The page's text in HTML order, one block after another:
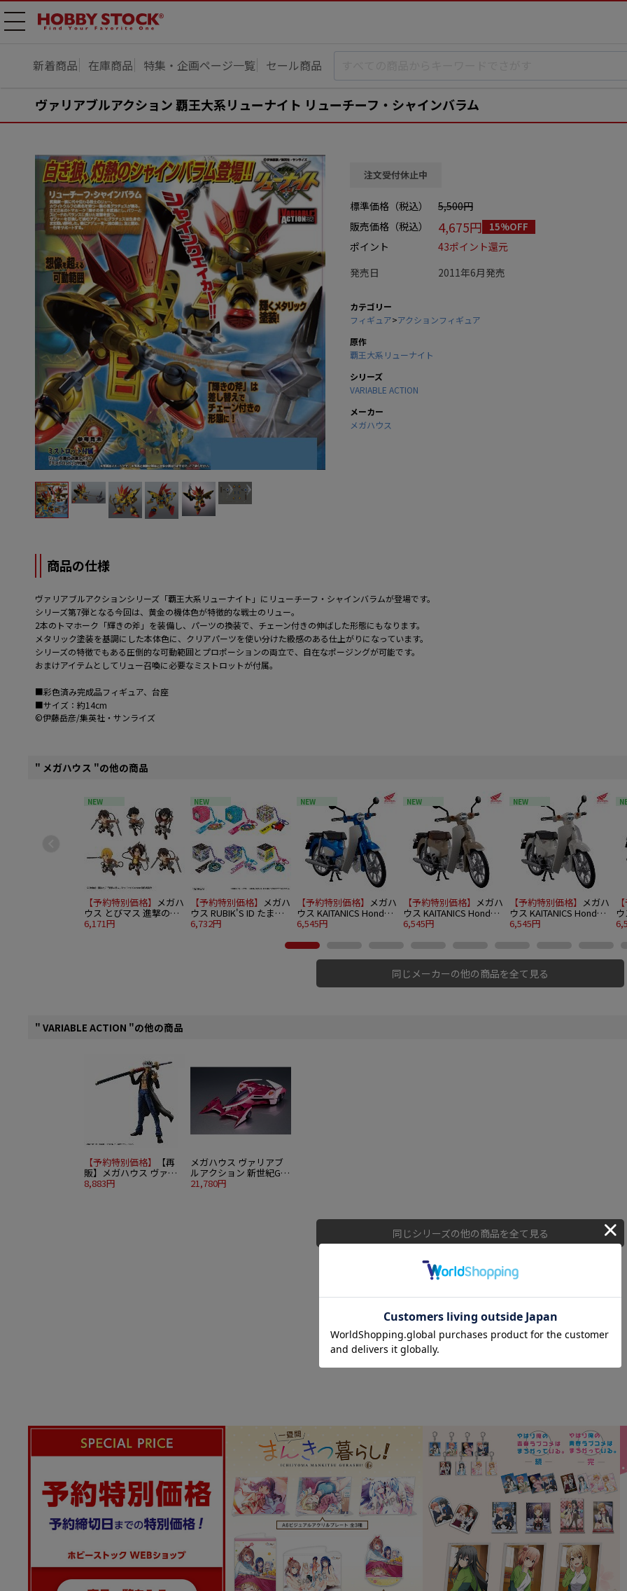
メニ
新着商品 在庫商品 特集・企画ページ一覧 セール商品
ヴァリアブルアクション 覇王大系リューナイト リューチーフ・シャインバラム
注文受付休止中
標準価格（税込）
5,500円
販売価格（税込）
4,675円 15%OFF
ポイント
43ポイント還元
発売日
2011年6月発売
カテゴリー
フィギュア>アクションフィギュア
原作
覇王大系リューナイト
シリーズ
VARIABLE ACTION
メーカー
メガハウス
商品の仕様
ヴァリアブルアクションシリーズ「覇王大系リューナイト」にリューチーフ・シャインバラムが登場です。
シリーズ第7弾となる今回は、黄金の機体色が特徴的な戦士のリュー。
2本のトマホーク「輝きの斧」を装備し、パーツの換装で、チェーン付きの伸ばした形態にもなります。
メタリック塗装を基調にした本体色に、クリアパーツを使い分けた級感のある仕上がりになっています。
シリーズの特徴でもある圧倒的な可動範囲とプロポーションの両立で、自在なポージングが可能です。
おまけアイテムとしてリュー召喚に必要なミストロットが付属。
■彩色済み完成品フィギュア、台座
■サイズ：約14cm
©伊藤岳彦/集英社・サンライズ
" メガハウス "の他の商品
NEW
【予約特別価格】 メガハ
ウス とびマス 進撃の巨
人 6個入り1BOX
6,171円
NEW
【予約特別価格】 メガハ
ウス RUBIK'S ID たまご
っち 6個入り1BOX
6,732円
NEW
【予約特別価格】 メガハ
ウス KAITANICS Honda
スーパーカブ110 グリン
ック
6,545円
NEW
【予約特別価格】 メガハ
ウス KAITANICS Honda
スーパーカブ110 バージ
6,545円
NEW
【予約特別価格】 メガハ
ウス KAITANICS Honda
スーパーカブ110 クラシ
6,545円
同じメーカーの他の商品を全て見る
" VARIABLE ACTION "の他の商品
【予約特別価格】 【再
販】メガハウス ヴァリ
アブルアクション
8,883円
メガハウス ヴァリアブ
ルアクション 新世紀GPX
サイバーフォーミュラ
21,780円
同じシリーズの他の商品を全て見る